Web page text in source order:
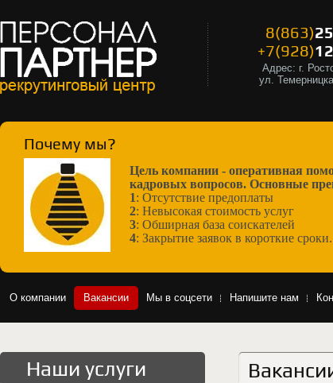
8(863)
+7(928)
Адрес: г.
ул.
Почему мы?
Цель компании - оперативная
кадровых вопросов. Основные
1: Отсутствие предоплаты
2: Невысокая стоимость услуг
3: Обширная база соискателей
4: Закрытие заявок в короткие сроки.
О компании Вакансии Мы в соцсети Напишите нам
Наши услуги